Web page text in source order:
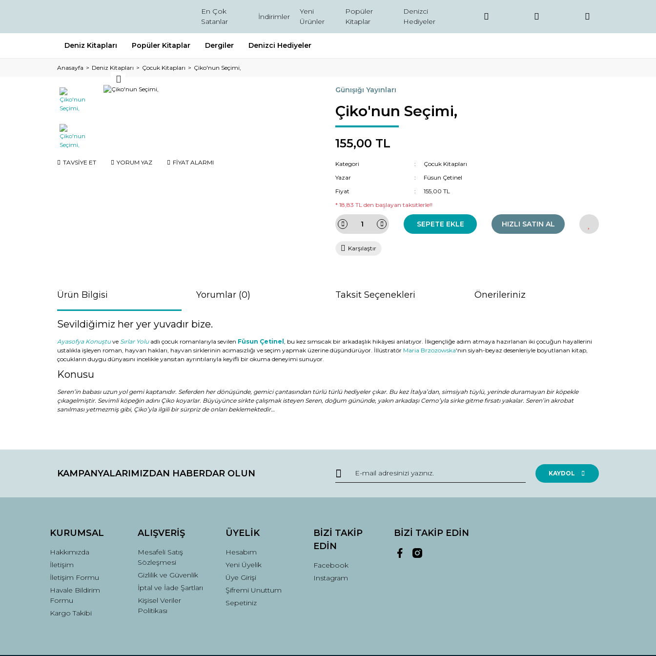
En Çok
Satanlar
İndirimler
Yeni
Ürünler
Popüler
Kitaplar
Denizci
Hediyeler
Deniz Kitapları Popüler Kitaplar Dergiler Denizci Hediyeler
Anasayfa Deniz Kitapları Çocuk Kitapları Çiko'nun Seçimi,
TAVSİYE ET YORUM YAZ FİYAT ALARMI
Günışığı Yayınları
Çiko'nun Seçimi,
155,00 TL
Kategori
Çocuk Kitapları
Yazar
Füsun Çetinel
Fiyat
155,00 TL
* 18,83 TL den başlayan taksitlerle!!
SEPETE EKLE HIZLI SATIN AL
Karşılaştır
Ürün Bilgisi Yorumlar (0) Taksit Seçenekleri Önerileriniz
Sevildiğimiz her yer yuvadır bize.
Ayasofya Konuştuve Sırlar Yoluadlı çocuk romanlarıyla sevilen Füsun Çetinel , bu kez sımsıcak bir arkadaşlık hikâyesi anlatıyor. İlkgençliğe adım atmaya hazırlanan iki çocuğun hayallerini
ustalıkla işleyen roman, hayvan hakları, hayvan sirklerinin acımasızlığı ve seçim yapmak üzerine düşündürüyor. İllüstratör Maria Brzozowska‘nın siyah-beyaz desenleriyle boyutlanan kitap,
çocukların duygu dünyasını incelikle yansıtan ayrıntılarıyla keyifli bir okuma deneyimi sunuyor.
Konusu
Seren’in babası uzun yol gemi kaptanıdır. Seferden her dönüşünde, gemici çantasından türlü türlü hediyeler çıkar. Bu kez İtalya’dan, simsiyah tüylü, yerinde duramayan bir köpekle
çıkagelmiştir. Sevimli köpeğin adını Çiko koyarlar. Büyüyünce sirkte çalışmak isteyen Seren, doğum gününde, yakın arkadaşı Cemo’yla sirke gitme fırsatı yakalar. Seren’in akrobat
sanılması yetmezmiş gibi, Çiko’yla ilgili bir sürpriz de onları beklemektedir…
Yorum Yaz
Görüş ve önerileriniz için teşekkür ederiz.
Ürün resmi kalitesiz, bozuk veya görüntülenemiyor.
Bu ürüne benzer farklı alternatifler olmalı.
KAMPANYALARIMIZDAN HABERDAR OLUN KAYDOL
KURUMSAL
Hakkımızda
İletişim
İletişim Formu
Havale Bildirim
Formu
Kargo Takibi
ALIŞVERİŞ
Mesafeli Satış
Sözleşmesi
Gizlilik ve Güvenlik
İptal ve İade Şartları
Kişisel Veriler
Politikası
ÜYELİK
Hesabım
Yeni Üyelik
Üye Girişi
Şifremi Unuttum
Sepetiniz
BİZİ TAKİP
EDİN
Facebook
Instagram
BİZİ TAKİP EDİN